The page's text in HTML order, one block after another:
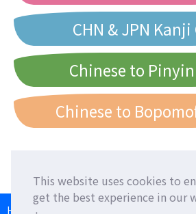
This website uses cookies to
get the best experience in our
CHN & JPN Kanji
Chinese to
Chinese to
HOME